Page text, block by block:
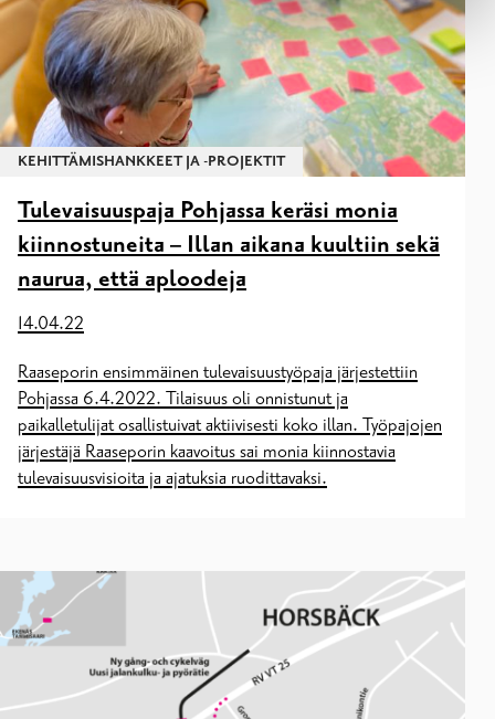
KEHITTÄMISHANKKEET JA -PROJEKTIT
Tulevaisuuspaja Pohjassa keräsi monia
kiinnostuneita – Illan aikana kuultiin sekä
naurua, että aploodeja
14.04.22
Raaseporin ensimmäinen tulevaisuustyöpaja järjestettiin
Pohjassa 6.4.2022. Tilaisuus oli onnistunut ja
paikalletulijat osallistuivat aktiivisesti koko illan. Työpajojen
järjestäjä Raaseporin kaavoitus sai monia kiinnostavia
tulevaisuusvisioita ja ajatuksia ruodittavaksi.